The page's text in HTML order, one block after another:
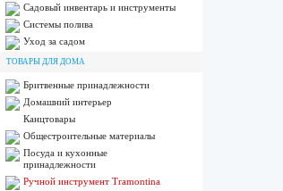
Садовый инвентарь и инструменты
Системы полива
Уход за садом
ТОВАРЫ ДЛЯ ДОМА
Бритвенные принадлежности
Домашний интерьер
Канцтовары
Общестроительные материалы
Посуда и кухонные
принадлежности
Ручной инструмент Tramontina